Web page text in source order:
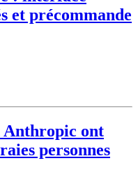
et précommande
Anthropic ont
personnes